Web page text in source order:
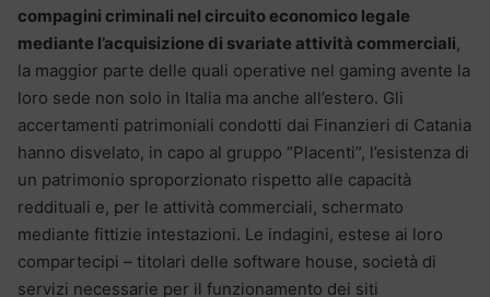
compagini criminali nel circuito economico legale
mediante l’acquisizione di svariate attività commerciali,
la maggior parte delle quali operative nel gaming avente la
loro sede non solo in Italia ma anche all’estero. Gli
accertamenti patrimoniali condotti dai Finanzieri di Catania
hanno disvelato, in capo al gruppo “Placenti”, l’esistenza di
un patrimonio sproporzionato rispetto alle capacità
reddituali e, per le attività commerciali, schermato
mediante fittizie intestazioni. Le indagini, estese ai loro
compartecipi – titolari delle software house, società di
servizi necessarie per il funzionamento dei siti